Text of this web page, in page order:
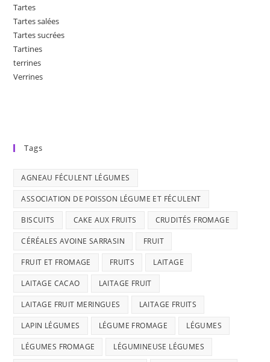
Tartes
Tartes salées
Tartes sucrées
Tartines
terrines
Verrines
Tags
AGNEAU FÉCULENT LÉGUMES
ASSOCIATION DE POISSON LÉGUME ET FÉCULENT
BISCUITS CAKE AUX FRUITS CRUDITÉS FROMAGE
CÉRÉALES AVOINE SARRASIN FRUIT
FRUIT ET FROMAGE FRUITS LAITAGE
LAITAGE CACAO LAITAGE FRUIT
LAITAGE FRUIT MERINGUES LAITAGE FRUITS
LAPIN LÉGUMES LÉGUME FROMAGE LÉGUMES
LÉGUMES FROMAGE LÉGUMINEUSE LÉGUMES